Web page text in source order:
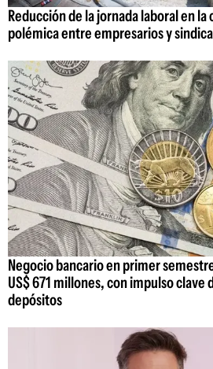
Reducción de la jornada laboral en
polémica entre empresarios y
Negocio bancario en primer
US$ 671 millones, con impulso clave
depósitos